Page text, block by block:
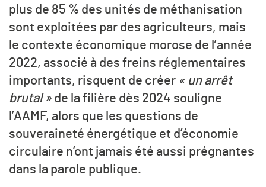
plus de 85 % des unités de méthanisation
sont exploitées par des agriculteurs, mais
le contexte économique morose de l’année
2022, associé à des freins réglementaires
importants, risquent de créer « un arrêt
brutal » de la filière dès 2024 souligne
l’AAMF, alors que les questions de
souveraineté énergétique et d’économie
circulaire n’ont jamais été aussi prégnantes
dans la parole publique.